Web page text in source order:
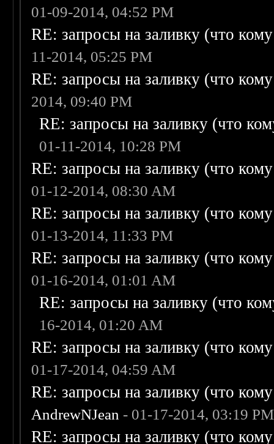
01-09-2014, 04:52 PM
RE: запросы на заливку (что
11-2014, 05:25 PM
RE: запросы на заливку (что
2014, 09:40 PM
RE: запросы на заливку (что
01-11-2014, 10:28 PM
RE: запросы на заливку (что
01-12-2014, 08:30 AM
RE: запросы на заливку (что
01-13-2014, 11:33 PM
RE: запросы на заливку (что
01-16-2014, 01:01 AM
RE: запросы на заливку (что
16-2014, 01:20 AM
RE: запросы на заливку (что
01-17-2014, 04:59 AM
RE: запросы на заливку (что
AndrewNJean - 01-17-2014, 03:19 PM
RE: запросы на заливку (что